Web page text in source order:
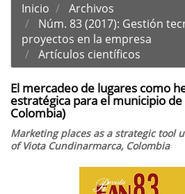
Inicio
Archivos
Núm. 83 (2017): Gestión
proyectos en la empresa
Artículos científicos
El mercadeo de lugares como
estratégica para el municipio
Colombia)
Marketing places as a strategic tool
of Viota Cundinarmarca, Colombia